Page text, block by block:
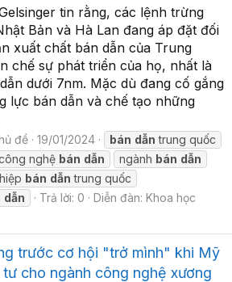
tin rằng, các lệnh trừng
Bản và Hà Lan đang áp đặt đối
xuất chất bán dẫn của Trung
chế sự phát triển của họ, nhất là
dưới 7nm. Mặc dù đang cố gắng
lực bán dẫn và chế tạo những
đề 19/01/2024 bán dẫn trung quốc
nghệ bán dẫn ngành bán dẫn
bán dẫn trung quốc
dẫn Trả lời: 0 Diễn đàn: Khoa học
trước cơ hội "trở mình" khi Mỹ
cho ngành công nghệ xương